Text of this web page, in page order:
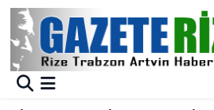
BÖLGEMİZ
Merkez Nöbetçi Eczaneler